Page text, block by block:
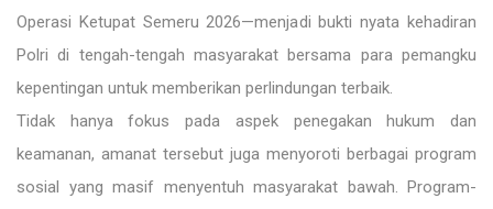
Operasi Ketupat Semeru 2026—menjadi bukti nyata kehadiran
Polri di tengah-tengah masyarakat bersama para pemangku
kepentingan untuk memberikan perlindungan terbaik.
Tidak hanya fokus pada aspek penegakan hukum dan
keamanan, amanat tersebut juga menyoroti berbagai program
sosial yang masif menyentuh masyarakat bawah. Program-